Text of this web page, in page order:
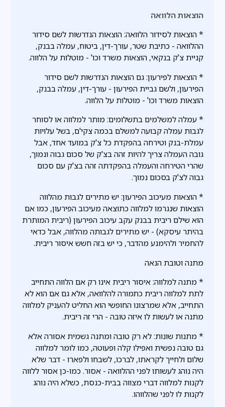
הוצאות הלוואה
* הוצאות לסידור הלוואה: הוצאות הנדרשות לשם סידור
ההלוואה - כתיבת שטר, עורך-דין, ביטוח, עמלה בבנק,
קניית צ'ק בנקאי, הוצאות משרד וכו' - מוטלות על הלווה.
* הוצאות לפירעון: גם הוצאות הנדרשות לשם סידור
הפירעון, ולשם גביית הפירעון - עורך-דין, עמלה בבנק,
הוצאות משרד וכו' - מוטלות על הלווה.
* עמלה למשלמים בתשלומים: מותר למלווה או לסוחר
לגבות עמלה קבועה למשלם בכמה צקי'ם, בשל עלויות
עמלת-בנק וטירחה בהפקדת כל צ'ק במועד אחד, אבל
גובה העמלה צריך להיות זהה בצ'ק של סכום גבוה ונמוך,
שהרי הטירחה והעמלה בהפקדתה זהה בצ'ק עם סכום
גבוה לצ'ק בסכום נמוך.
* הוצאות מעיכוב הפירעון: יש מתירים לגבות מהלווה
הוצאות שנגרמו למלווה כתוצאה מעיכוב הפירעון, כמו אם
הוא שילם ריבית בבנק עקב עיכוב הפירעון (ריבית המותרת
בהיתר עיסקא) - יש מתירים לגבותה מהלווה, אבל כדאי
להחמיר ולהימנע מהדבר, כי יש בזה חשש איסור ריבית.
מתנה וטובת הנאה
* מתנה למלווה: איסור ריבית אינו רק אם הלווה התחייב
לתת למלווה ריבית כתמורה להלוואה, אלא גם אם הוא לא
התחייב, אלא שמרצונו החופשי הוא החליט להעניק למלווה
מתנה או לעשות לו איזה טובה - הרי זה ריבית.
* מתנות שונות: לא רק טובה ומתנה גשמית אסורה אלא
גם טובה נפשית ואפילו קלה ופעוטה, כמו לומר למלווה
שלום ולחייך לקראתו, לברכו, לשבחו ולפארו - דבר שלא
היה נוהג לעשותו לפני ההלוואה - אסור. כמו-כן אסור ללווה
לקנות למלווה דברי מצווה בבית-כנסת, כשלא היה נוהג
לקנות לו לפני שהלווהו.